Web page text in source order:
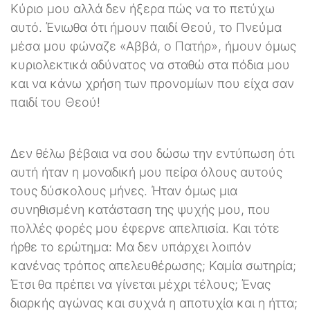
Κύριο μου αλλά δεν ήξερα πώς να το πετύχω
αυτό. Ένιωθα ότι ήμουν παιδί Θεού, το Πνεύμα
μέσα μου φώναζε «Αββά, ο Πατήρ», ήμουν όμως
κυριολεκτικά αδύνατος να σταθώ στα πόδια μου
και να κάνω χρήση των προνομίων που είχα σαν
παιδί του Θεού!
Δεν θέλω βέβαια να σου δώσω την εντύπωση ότι
αυτή ήταν η μοναδική μου πείρα όλους αυτούς
τους δύσκολους μήνες. Ήταν όμως μια
συνηθισμένη κατάσταση της ψυχής μου, που
πολλές φορές μου έφερνε απελπισία. Και τότε
ήρθε το ερώτημα: Μα δεν υπάρχει λοιπόν
κανένας τρόπος απελευθέρωσης; Καμία σωτηρία;
Έτσι θα πρέπει να γίνεται μέχρι τέλους; Ένας
διαρκής αγώνας και συχνά η αποτυχία και η ήττα;